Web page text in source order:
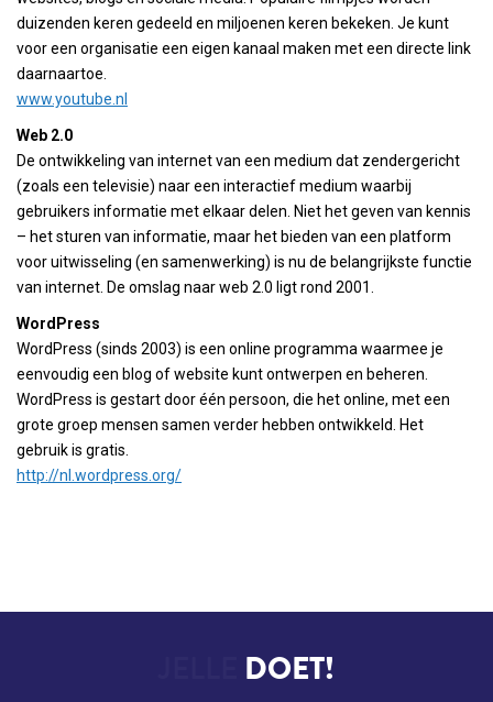
duizenden keren gedeeld en miljoenen keren bekeken. Je kunt
voor een organisatie een eigen kanaal maken met een directe link
daarnaartoe.
www.youtube.nl
Web 2.0
De ontwikkeling van internet van een medium dat zendergericht
(zoals een televisie) naar een interactief medium waarbij
gebruikers informatie met elkaar delen. Niet het geven van kennis
– het sturen van informatie, maar het bieden van een platform
voor uitwisseling (en samenwerking) is nu de belangrijkste functie
van internet. De omslag naar web 2.0 ligt rond 2001.
WordPress
WordPress (sinds 2003) is een online programma waarmee je
eenvoudig een blog of website kunt ontwerpen en beheren.
WordPress is gestart door één persoon, die het online, met een
grote groep mensen samen verder hebben ontwikkeld. Het
gebruik is gratis.
http://nl.wordpress.org/
DOET!